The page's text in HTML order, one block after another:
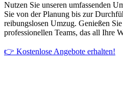
Nutzen Sie unseren umfassenden
Sie von der Planung bis zur
reibungslosen Umzug. Genießen
professionellen Teams, das all Ihre
👉 Kostenlose Angebote erhalten!